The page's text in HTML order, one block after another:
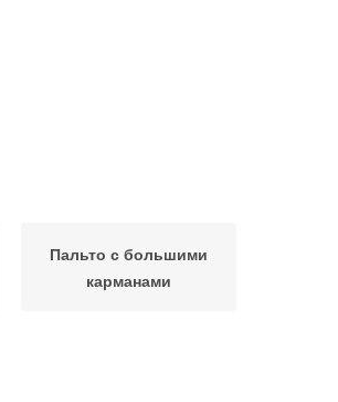
Пальто с большими
карманами